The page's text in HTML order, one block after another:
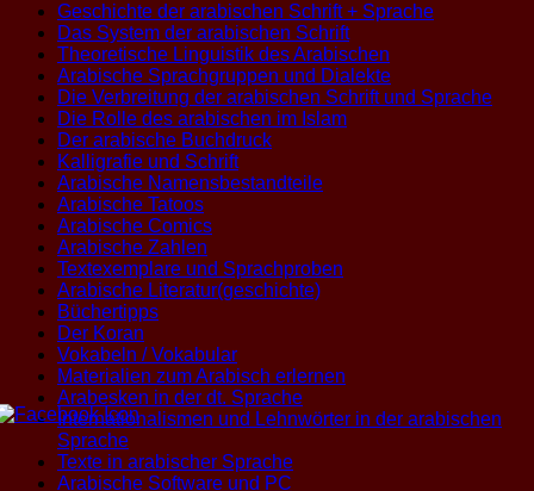
Geschichte der arabischen Schrift + Sprache
Das System der arabischen Schrift
Theoretische Linguistik des Arabischen
Arabische Sprachgruppen und Dialekte
Die Verbreitung der arabischen Schrift und Sprache
Die Rolle des arabischen im Islam
Der arabische Buchdruck
Kalligrafie und Schrift
Arabische Namensbestandteile
Arabische Tatoos
Arabische Comics
Arabische Zahlen
Textexemplare und Sprachproben
Arabische Literatur(geschichte)
Büchertipps
Der Koran
Vokabeln / Vokabular
Materialien zum Arabisch erlernen
Arabesken in der dt. Sprache
Internationalismen und Lehnwörter in der arabischen
Sprache
Texte in arabischer Sprache
Arabische Software und PC